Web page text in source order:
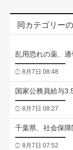
同カテゴリー
乱用恐れの薬、
8月7日 08:48
国家公務員給与
8月7日 08:27
千葉県、社会保
8月7日 07:52